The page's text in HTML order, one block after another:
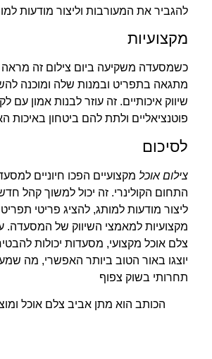
להגביר את המעורבות וליצור מודעות
מקצועיות
כשמסעדה משקיעה ביום צילום זה
מתגאה בתפריט ובמנות שלה ומוכנה
שיווק איכותיים. זה עוזר לבנות אמון עם
פוטנציאליים ולתת להם ביטחון באיכות
לסיכום
צילום אוכל מקצועיים הפכו חיוניים
התחום הקולינרי. זה יכול למשוך קהל
ליצור מודעות למותג, להציג פריטי
מקצועיות למאמצי השיווק של המסעדה.
צלם אוכל מקצועי, מסעדות יכולות
יוצגו באור הטוב ביותר האפשרי, מה
תחרותי בשוק צפוף
הכותב הוא מתן אביב צלם אוכל